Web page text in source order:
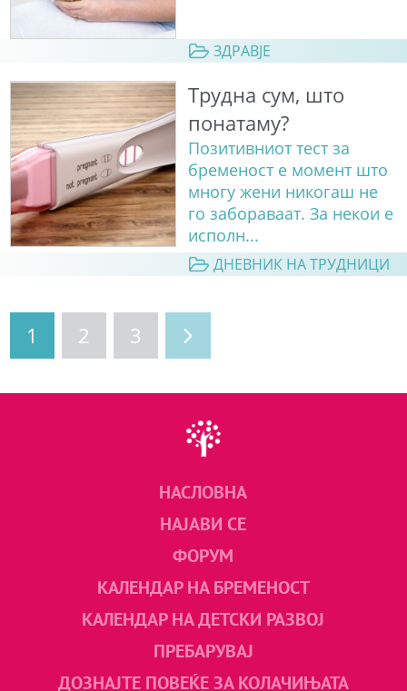
ЗДРАВЈЕ
Трудна сум, што
понатаму?
Позитивниот тест за
бременост е момент што
многу жени никогаш не
го забораваат. За некои е
исполн...
ДНЕВНИК НА ТРУДНИЦИ
1 2 3
НАСЛОВНА
НАЈАВИ СЕ
ФОРУМ
КАЛЕНДАР НА БРЕМЕНОСТ
КАЛЕНДАР НА ДЕТСКИ РАЗВОЈ
ПРЕБАРУВАЈ
ДОЗНАЈТЕ ПОВЕЌЕ ЗА КОЛАЧИЊАТА